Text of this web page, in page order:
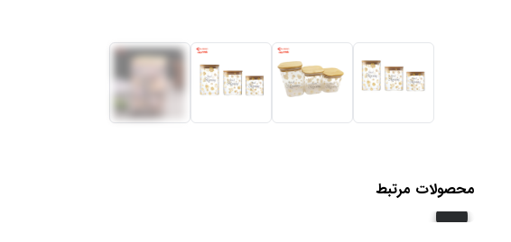
محصولات مرتبط